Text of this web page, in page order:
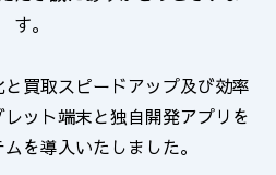
す。
買取スピードアップ及び効率
ット端末と独自開発アプリを
を導入いたしました。